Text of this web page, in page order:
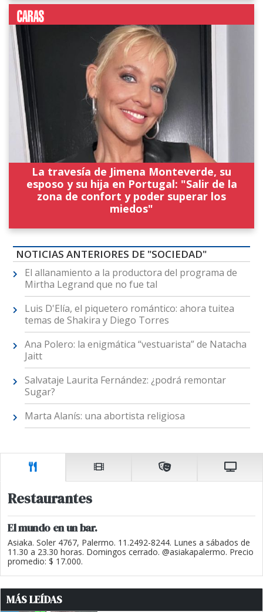
La travesía de Jimena Monteverde, su
esposo y su hija en Portugal: "Salir de la
zona de confort y poder superar los
miedos"
NOTICIAS ANTERIORES DE "SOCIEDAD"
El allanamiento a la productora del programa de
Mirtha Legrand que no fue tal
Luis D'Elía, el piquetero romántico: ahora tuitea
temas de Shakira y Diego Torres
Ana Polero: la enigmática “vestuarista” de Natacha
Jaitt
Salvataje Laurita Fernández: ¿podrá remontar
Sugar?
Marta Alanís: una abortista religiosa
Restaurantes
El mundo en un bar.
Asiaka. Soler 4767, Palermo. 11.2492-8244. Lunes a sábados de
11.30 a 23.30 horas. Domingos cerrado. @asiakapalermo. Precio
promedio: $ 17.000.
MÁS LEÍDAS